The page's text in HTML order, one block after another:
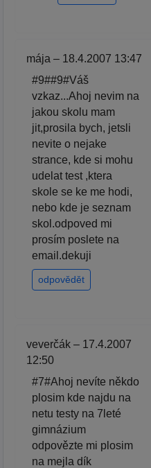
mája – 18.4.2007 13:47
#9##9#Váš
vzkaz...Ahoj nevim na
jakou skolu mam
jit,prosila bych, jetsli
nevite o nejake
strance, kde si mohu
udelat test ,ktera
skole se ke me hodi,
nebo kde je seznam
skol.odpoved mi
prosím poslete na
email.dekuji
odpovědět
veverčák – 17.4.2007
12:50
#7#Ahoj nevíte někdo
plosim kde najdu na
netu testy na 7leté
gimnázium
odpovězte mi plosim
na mejla dík